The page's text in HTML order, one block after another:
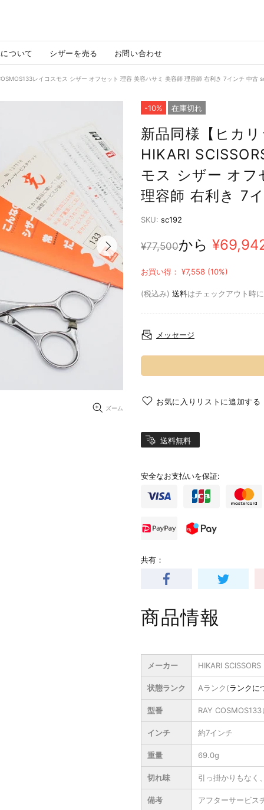
ついて シザーを売る お問い合わせ
レイコスモス シザー オフセット 理容 美容ハサミ 美容師 理容師 右利き 7インチ 中古
ズーム
-10% 在庫切れ
新品同様【ヒカ
HIKARI
モス シザー オフ
理容師 右利き 7
SKU: sc192
¥77,500から
お買い得： ¥7,558 (10%)
(税込み) 送料はチェックアウト時
メッセージ
お気に入りリストに追加する
送料無料
安全なお支払いを保証:
共有：
商品情報
メーカー HIKARI SCISSORS
状態ランク Aランク(ランクに
型番 RAY
インチ 約7インチ
重量 69.0g
切れ味 引っ掛かりもなく
備考 アフターサービス